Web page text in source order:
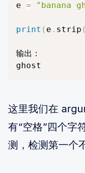
e = "banana
print ( e . strip (
输出：
ghost
这里我们在
有“空格”四个字
测，检测第一个